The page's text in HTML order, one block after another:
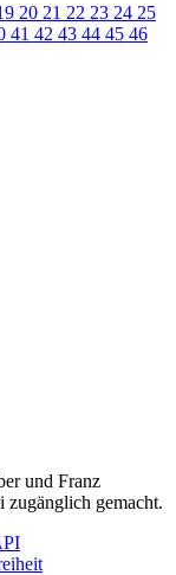
20 21 22 23 24 25
41 42 43 44 45 46
und Franz
gemacht.